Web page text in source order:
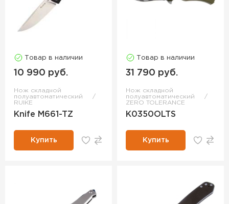
Товар в наличии
10 990 руб.
Нож складной
полуавтоматический
RUIKE
Knife M661-TZ
Купить
Товар в наличии
31 790 руб.
Нож складной
полуавтоматический
ZERO TOLERANCE
K0350OLTS
Купить